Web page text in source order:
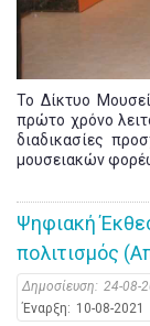
Το Δίκτυο
πρώτο χρόνο
διαδικασίες
μουσειακών
Ψηφιακή
πολιτισμός
Δημοσίευση: 24-08-
Έναρξη: 10-08-2021